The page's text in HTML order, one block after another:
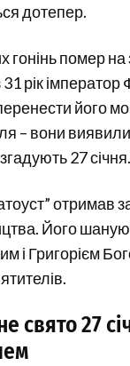
дотепер.
гонінь помер на
рік імператор
його
– вони
27 січня.
отримав
Його
і Григорієм
свято 27